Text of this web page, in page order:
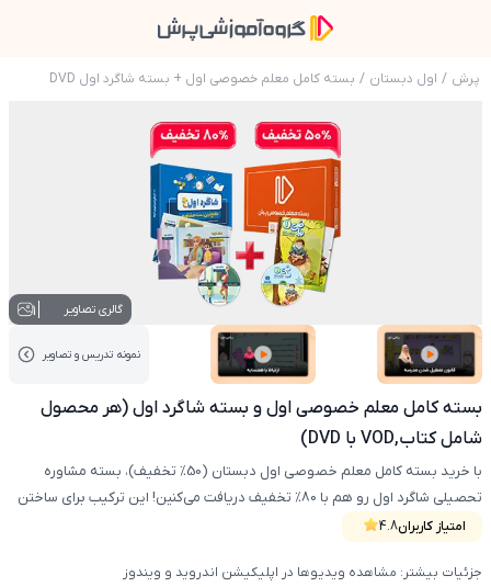
پرش / اول دبستان / بسته کامل معلم خصوصی اول + بسته شاگرد اول DVD
عکس محصول بسته کامل معلم خصوصی اول و بسته شاگرد اول (هر محصول شامل کتاب,VOD با DVD)
گالری تصاویر 1
عکس کاور نمونه تدریس عکس کاور نمونه تدریس
نمونه تدریس‌ و تصاویر
بسته کامل معلم خصوصی اول و بسته شاگرد اول (هر محصول
شامل کتاب,VOD با DVD)
امتیاز کاربران4.8
با خرید بسته کامل معلم خصوصی اول دبستان (50% تخفیف)، بسته مشاوره
تحصیلی شاگرد اول رو هم با 80% تخفیف دریافت می‌کنین! این ترکیب برای ساختن
پایه تحصیلی قوی در سال اول مدرسه طراحی شده و همزمان آموزش درسی و
(محصولات شامل کتاب, VOD با DVD)
جزئیات بیشتر: مشاهده ویدیوها در اپلیکیشن اندروید و ویندوز